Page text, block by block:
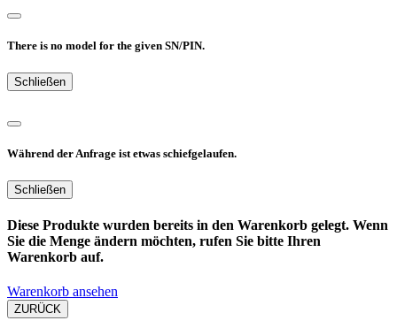
There is no model for the given SN/PIN.
Schließen
Während der Anfrage ist etwas schiefgelaufen.
Schließen
Diese Produkte wurden bereits in den Warenkorb gelegt. Wenn
Sie die Menge ändern möchten, rufen Sie bitte Ihren
Warenkorb auf.
Warenkorb ansehen
ZURÜCK